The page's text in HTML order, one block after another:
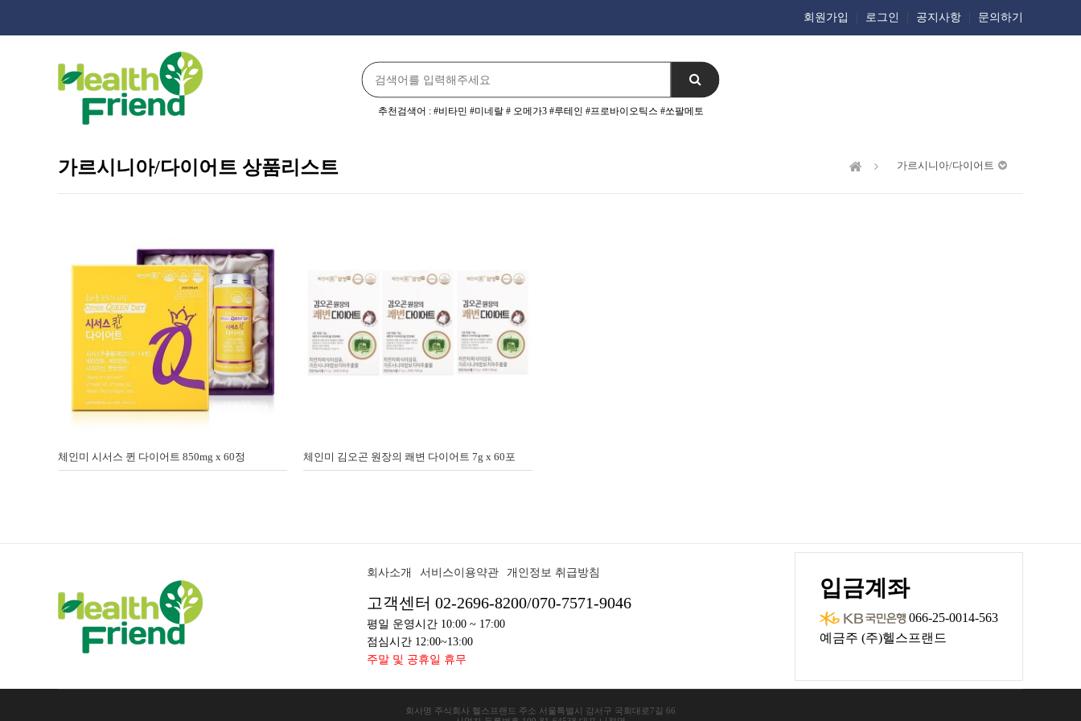
회원가입 로그인 공지사항 문의하기
추천검색어 : #비타민 #미네랄 # 오메가3 #루테인 #프로바이오틱스 #쏘팔메토
가르시니아/다이어트 상품리스트 가르시니아/다이어트
체인미 시서스 퀸 다이어트 850mg x 60정 체인미 김오곤 원장의 쾌변 다이어트 7g x 60포
회사소개 서비스이용약관 개인정보 취급방침
고객센터 02-2696-8200/070-7571-9046
평일 운영시간 10:00 ~ 17:00
점심시간 12:00~13:00
주말 및 공휴일 휴무
입금계좌
066-25-0014-563
예금주 (주)헬스프랜드
회사명 주식회사 헬스프랜드 주소 서울특별시 강서구 국회대로7길 66